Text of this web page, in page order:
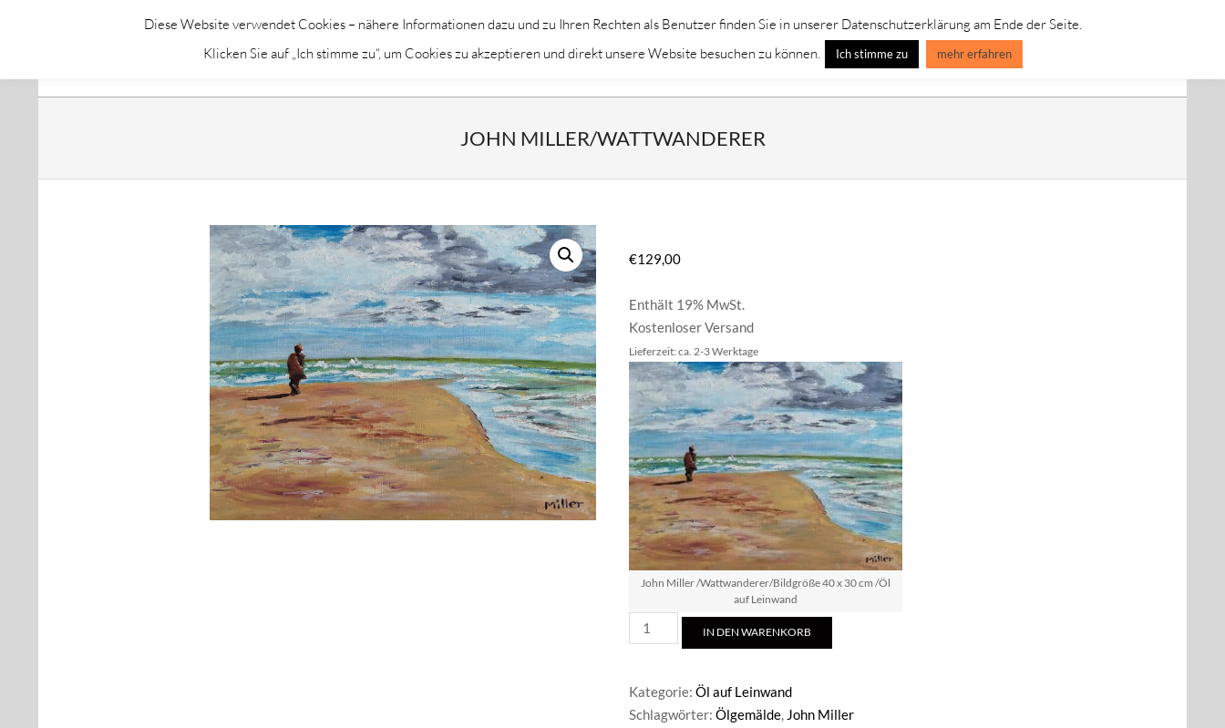
GALERIE CHROMIK
Navigation
KÜNSTLER THEMEN DEKORATIVE LEINWANDBILDER SPECIAL EDITION-ART-LINE
JOHN MILLER/WATTWANDERER
€129,00
Enthält 19% MwSt.
Kostenloser Versand
Lieferzeit: ca. 2-3 Werktage
John Miller /Wattwanderer/Bildgröße 40 x 30 cm /Öl
auf Leinwand
John
Miller/Wattwanderer
IN DEN WARENKORB
Kategorie: Öl auf Leinwand
Schlagwörter: Ölgemälde, John Miller
Diese Website verwendet Cookies – nähere Informationen dazu und zu Ihren Rechten als Benutzer finden Sie in unserer Datenschutzerklärung am Ende der Seite.
Klicken Sie auf „Ich stimme zu“, um Cookies zu akzeptieren und direkt unsere Website besuchen zu können.
Ich stimme zu mehr erfahren